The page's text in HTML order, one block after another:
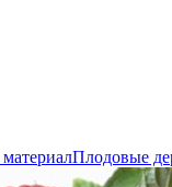
Плодовые